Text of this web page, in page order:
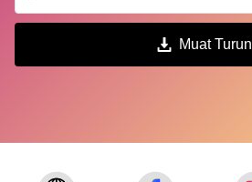
Muat Turun